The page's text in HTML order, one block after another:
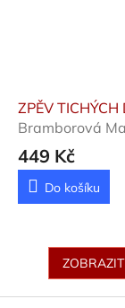
ZPĚV TICHÝCH
Bramborová
449 Kč
Do košíku